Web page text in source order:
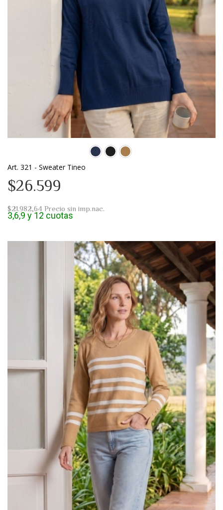
Art. 321 - Sweater Tineo
$26.599
$21.982,64 Precio sin imp.nac.
3,6,9 y 12 cuotas